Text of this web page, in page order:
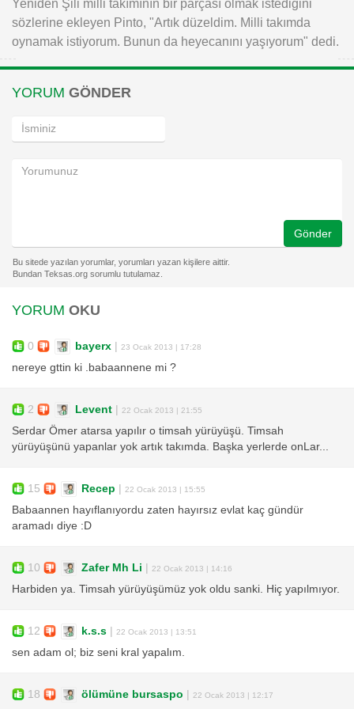
Yeniden Şili milli takımının bir parçası olmak istediğini
sözlerine ekleyen Pinto, "Artık düzeldim. Milli takımda
oynamak istiyorum. Bunun da heyecanını yaşıyorum" dedi.
YORUM GÖNDER
Gönder
YORUM OKU
0 bayerx | 23 Ocak 2013 | 17:28
nereye gttin ki .babaannene mi ?
2 Levent | 22 Ocak 2013 | 21:55
Serdar Ömer atarsa yapılır o timsah yürüyüşü. Timsah
yürüyüşünü yapanlar yok artık takımda. Başka yerlerde onLar...
15 Recep | 22 Ocak 2013 | 15:55
Babaannen hayıflanıyordu zaten hayırsız evlat kaç gündür
aramadı diye :D
10 Zafer Mh Li | 22 Ocak 2013 | 14:16
Harbiden ya. Timsah yürüyüşümüz yok oldu sanki. Hiç yapılmıyor.
12 k.s.s | 22 Ocak 2013 | 13:51
sen adam ol; biz seni kral yapalım.
18 ölümüne bursaspo | 22 Ocak 2013 | 12:17